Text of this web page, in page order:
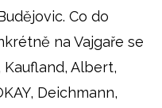
Co do
na Vajgaře se
Albert,
Deichmann,